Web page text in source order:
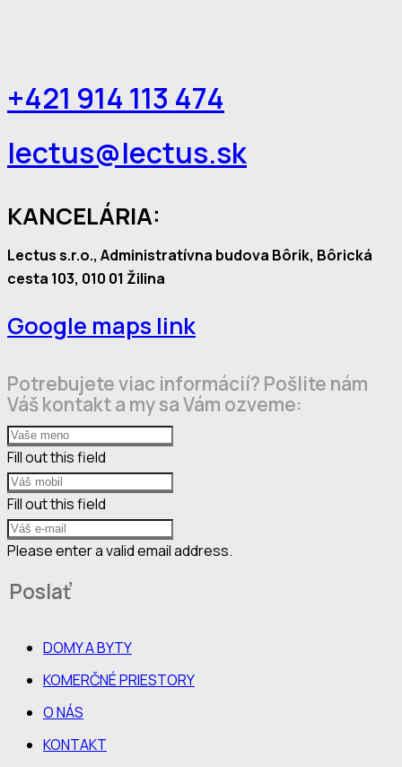
+421 914 113 474
lectus@lectus.sk
KANCELÁRIA:
Lectus s.r.o., Administratívna budova Bôrik, Bôrická
cesta 103, 010 01 Žilina
Google maps link
Potrebujete viac informácií? Pošlite nám
Váš kontakt a my sa Vám ozveme:
Fill out this field
Fill out this field
Please enter a valid email address.
Poslať
DOMY A BYTY
KOMERČNÉ PRIESTORY
O NÁS
KONTAKT